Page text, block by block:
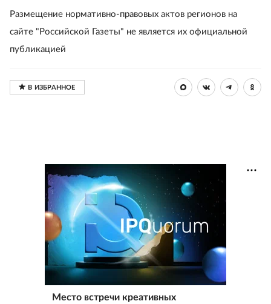
Размещение нормативно-правовых актов регионов на
сайте "Российской Газеты" не является их официальной
публикацией
Место встречи креативных